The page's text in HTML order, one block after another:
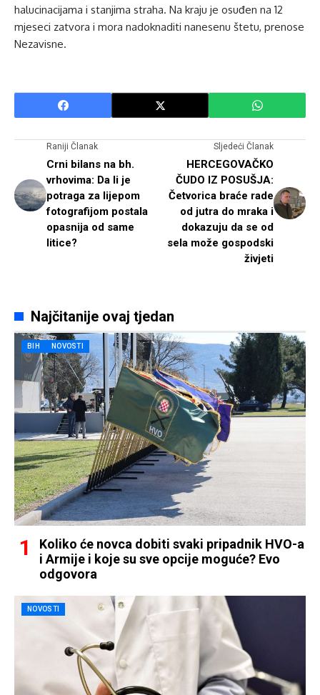
halucinacijama i stanjima straha. Na kraju je osuđen na 12
mjeseci zatvora i mora nadoknaditi nanesenu štetu, prenose
Nezavisne.
Raniji Članak
Crni bilans na bh.
vrhovima: Da li je
potraga za lijepom
fotografijom postala
opasnija od same
litice?
Sljedeći Članak
HERCEGOVAČKO
ČUDO IZ POSUŠJA:
Četvorica braće rade
od jutra do mraka i
dokazuju da se od
sela može gospodski
živjeti
Najčitanije ovaj tjedan
BIH NOVOSTI
Koliko će novca dobiti svaki pripadnik HVO-a
i Armije i koje su sve opcije moguće? Evo
odgovora
NOVOSTI